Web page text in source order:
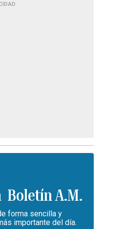
Boletín A.M.
forma sencilla y
importante del día.